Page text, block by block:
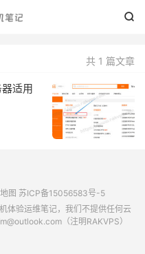

共 1 篇文章
适用
图 苏ICP备15056583号-5
体验运维笔记，我们不提供任何云
（注明RAKVPS）